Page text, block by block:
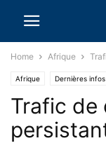
Home Afrique
Afrique Dernières infos
Trafic de